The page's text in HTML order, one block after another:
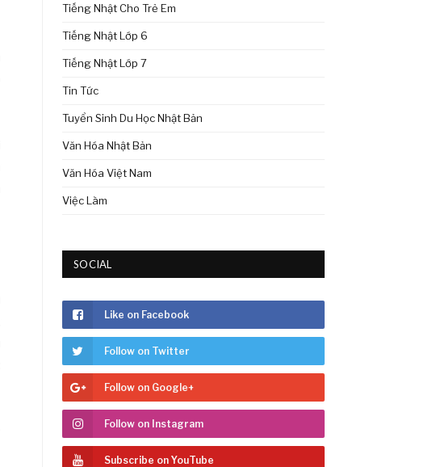
Tiếng Nhật Cho Trẻ Em
Tiếng Nhật Lớp 6
Tiếng Nhật Lớp 7
Tin Tức
Tuyển Sinh Du Học Nhật Bản
Văn Hóa Nhật Bản
Văn Hóa Việt Nam
Việc Làm
SOCIAL
Like on Facebook
Follow on Twitter
Follow on Google+
Follow on Instagram
Subscribe on YouTube